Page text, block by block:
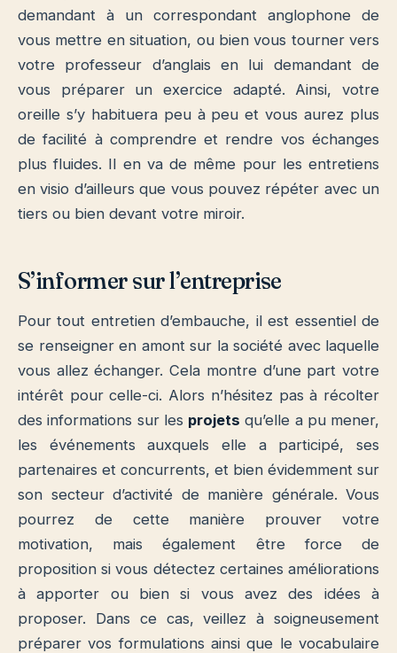
demandant à un correspondant anglophone de
vous mettre en situation, ou bien vous tourner vers
votre professeur d’anglais en lui demandant de
vous préparer un exercice adapté. Ainsi, votre
oreille s’y habituera peu à peu et vous aurez plus
de facilité à comprendre et rendre vos échanges
plus fluides. Il en va de même pour les entretiens
en visio d’ailleurs que vous pouvez répéter avec un
tiers ou bien devant votre miroir.
S’informer sur l’entreprise
Pour tout entretien d’embauche, il est essentiel de
se renseigner en amont sur la société avec laquelle
vous allez échanger. Cela montre d’une part votre
intérêt pour celle-ci. Alors n’hésitez pas à récolter
des informations sur les projets qu’elle a pu mener,
les événements auxquels elle a participé, ses
partenaires et concurrents, et bien évidemment sur
son secteur d’activité de manière générale. Vous
pourrez de cette manière prouver votre
motivation, mais également être force de
proposition si vous détectez certaines améliorations
à apporter ou bien si vous avez des idées à
proposer. Dans ce cas, veillez à soigneusement
préparer vos formulations ainsi que le vocabulaire